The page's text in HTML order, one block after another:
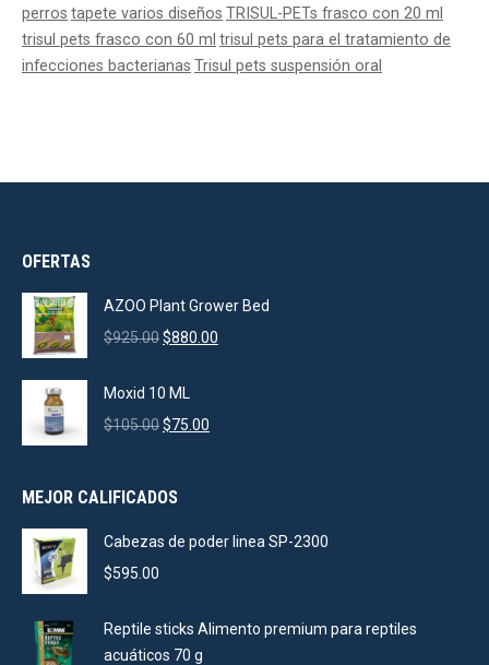
perros tapete varios diseños TRISUL-PETs frasco con 20 ml
trisul pets frasco con 60 ml trisul pets para el tratamiento de
infecciones bacterianas Trisul pets suspensión oral
OFERTAS
AZOO Plant Grower Bed
$925.00Original
was:
$925.00.
$880.00
Moxid 10 ML
$105.00Original
$105.00.
$75.00
MEJOR CALIFICADOS
Cabezas de poder linea SP-2300
$595.00
Reptile sticks Alimento premium para reptiles
acuáticos 70 g